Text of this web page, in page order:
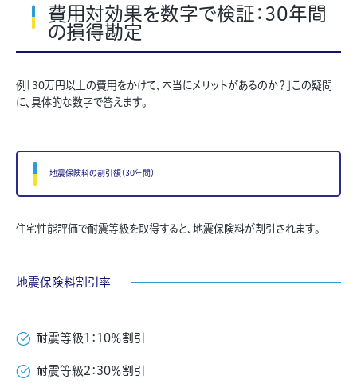
費用対効果を数字で検証：30年間
の損得勘定
例「30万円以上の費用をかけて、本当にメリットがあるのか？」この疑問
に、具体的な数字で答えます。
地震保険料の割引額（30年間）
住宅性能評価で耐震等級を取得すると、地震保険料が割引されます。
地震保険料割引率
耐震等級1：10％割引
耐震等級2：30％割引